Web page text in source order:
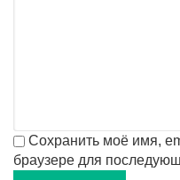
Сохранить моё имя,
браузере для